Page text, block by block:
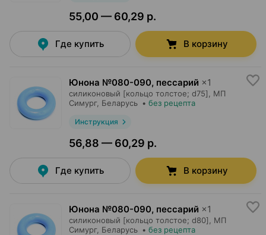
55,00 — 60,29 р.
Где купить В корзину
Юнона №080-090, пессарий ×1
силиконовый [кольцо толстое; d75],
МП
Симург, Беларусь • без рецепта
Инструкция
56,88 — 60,29 р.
Где купить В корзину
Юнона №080-090, пессарий ×1
силиконовый [кольцо толстое; d80],
МП
Симург, Беларусь • без рецепта